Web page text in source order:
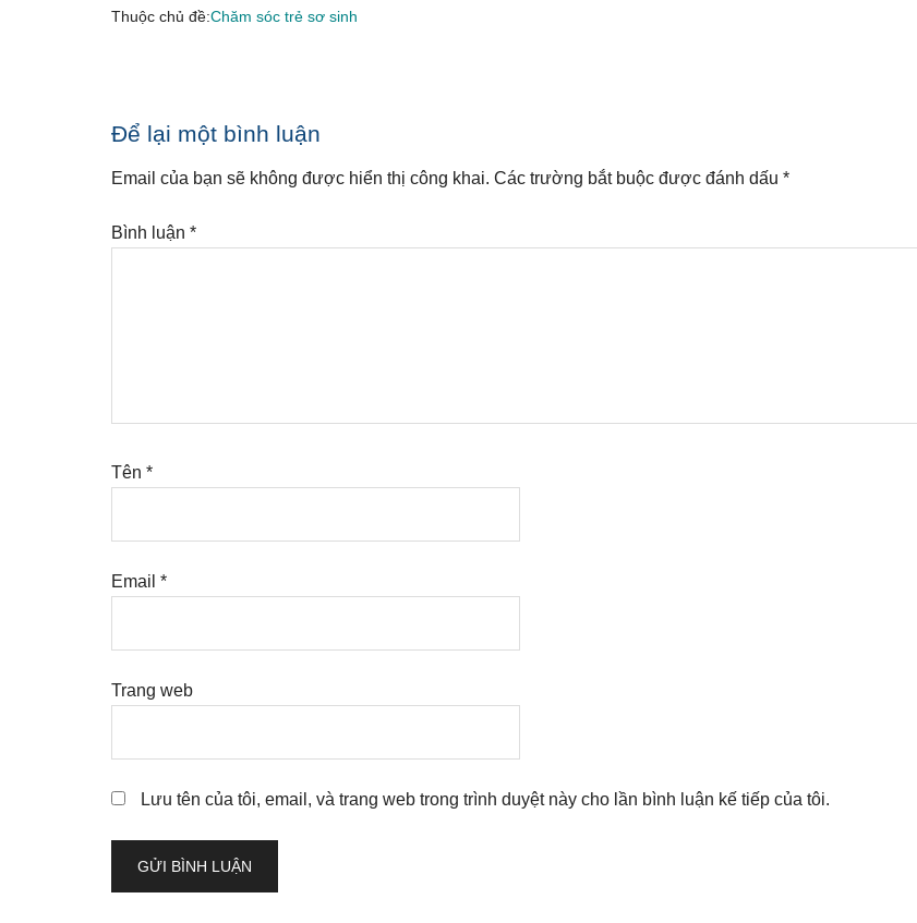
Thuộc chủ đề:Chăm sóc trẻ sơ sinh
Reader
Interactions
Để lại một bình luận
Email của bạn sẽ không được hiển thị công khai. Các trường bắt buộc được đánh dấu *
Bình luận *
Tên *
Email *
Trang web
Lưu tên của tôi, email, và trang web trong trình duyệt này cho lần bình luận kế tiếp của tôi.